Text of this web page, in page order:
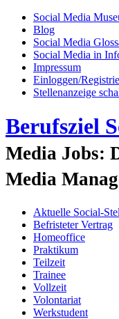
Social Media
Blog
Social Media
Social Media in
Impressum
Einloggen/
Stellenanzeige
Berufsziel
Media Jobs:
Media
Aktuelle Social-
Befristeter Vertrag
Homeoffice
Praktikum
Teilzeit
Trainee
Vollzeit
Volontariat
Werkstudent